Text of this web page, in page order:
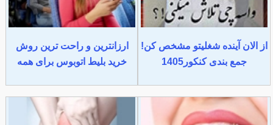
از الان آینده شغلیتو مشخص کن!
جمع بندی کنکور1405
ارزانترین و راحت ترین روش
خرید بلیط اتوبوس برای همه